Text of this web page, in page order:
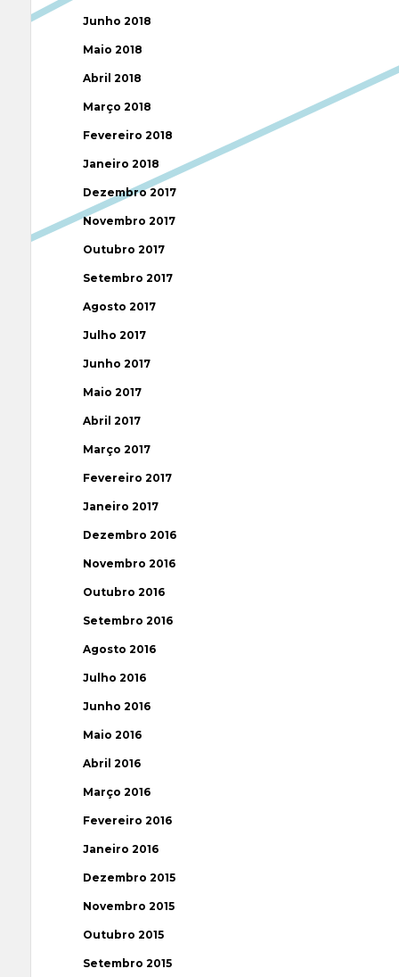
Junho 2018
Maio 2018
Abril 2018
Março 2018
Fevereiro 2018
Janeiro 2018
Dezembro 2017
Novembro 2017
Outubro 2017
Setembro 2017
Agosto 2017
Julho 2017
Junho 2017
Maio 2017
Abril 2017
Março 2017
Fevereiro 2017
Janeiro 2017
Dezembro 2016
Novembro 2016
Outubro 2016
Setembro 2016
Agosto 2016
Julho 2016
Junho 2016
Maio 2016
Abril 2016
Março 2016
Fevereiro 2016
Janeiro 2016
Dezembro 2015
Novembro 2015
Outubro 2015
Setembro 2015